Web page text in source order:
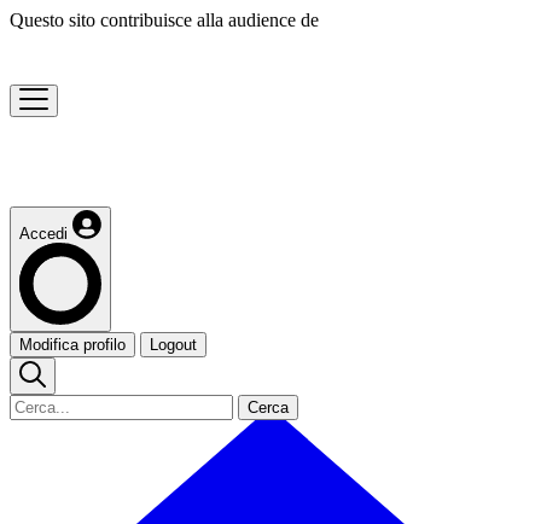
Questo sito contribuisce alla audience de
Accedi
Modifica profilo Logout
Cerca